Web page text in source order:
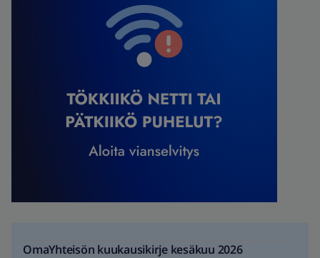
OmaYhteisön kuukausikirje kesäkuu 2026